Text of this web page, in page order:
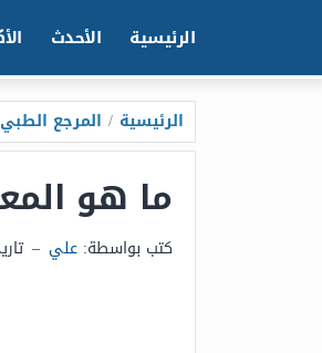
الرئيسية الأحدث
الرئيسية / المرجع الطبي
ما هو
كتب بواسطة: علي –